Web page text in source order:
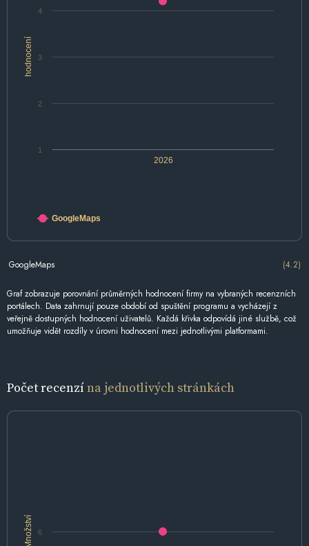
hodnocení
2026
1
2
3
4
GoogleMaps
GoogleMaps (4.2)
Graf zobrazuje porovnání průměrných hodnocení firmy na vybraných recenzních
portálech. Data zahrnují pouze období od spuštění programu a vycházejí z
veřejně dostupných hodnocení uživatelů. Každá křivka odpovídá jiné službě, což
umožňuje vidět rozdíly v úrovni hodnocení mezi jednotlivými platformami.
Počet recenzína jednotlivých stránkách
Množství 6